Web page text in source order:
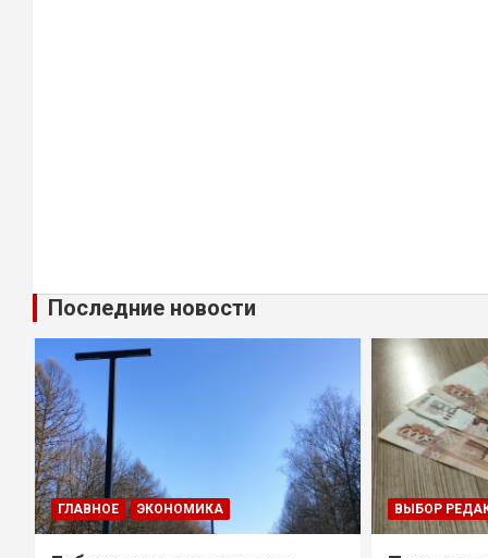
Последние новости
ГЛАВНОЕ ЭКОНОМИКА ВЫБОР